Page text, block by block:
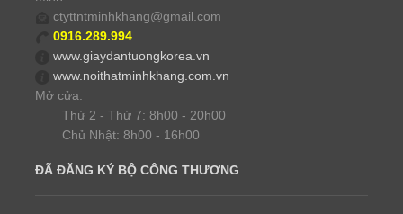
ctyttntminhkhang@gmail.com
0916.289.994
www.giaydantuongkorea.vn
www.noithatminhkhang.com.vn
Mở cửa:
Thứ 2 - Thứ 7: 8h00 - 20h00
Chủ Nhật: 8h00 - 16h00
ĐÃ ĐĂNG KÝ BỘ CÔNG THƯƠNG